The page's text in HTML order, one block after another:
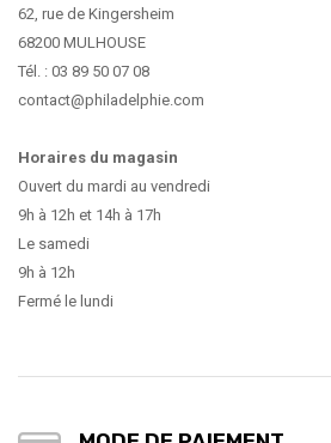
62, rue de Kingersheim
68200 MULHOUSE
Tél. : 03 89 50 07 08
contact@philadelphie.com
Horaires du magasin
Ouvert du mardi au vendredi
9h à 12h et 14h à 17h
Le samedi
9h à 12h
Fermé le lundi